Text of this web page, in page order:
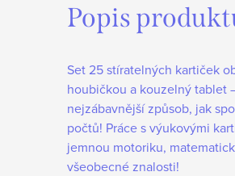
Popis
Set 25 stíratelných kartiček
houbičkou a kouzelný tablet
nejzábavnější způsob, jak
počtů! Práce s výukovými
jemnou motoriku,
všeobecné znalosti!